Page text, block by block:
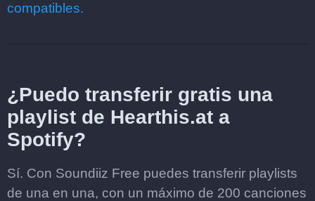
compatibles.
¿Puedo transferir gratis una
playlist de Hearthis.at a
Spotify?
Sí. Con Soundiiz Free puedes transferir playlists
de una en una, con un máximo de 200 canciones